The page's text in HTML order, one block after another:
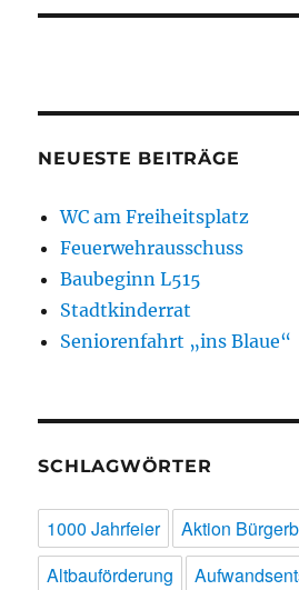
NEUESTE BEITRÄGE
WC am Freiheitsplatz
Feuerwehrausschuss
Baubeginn L515
Stadtkinderrat
Seniorenfahrt „ins Blaue“
SCHLAGWÖRTER
1000 Jahrfeier
Aktion
Altbauförderung